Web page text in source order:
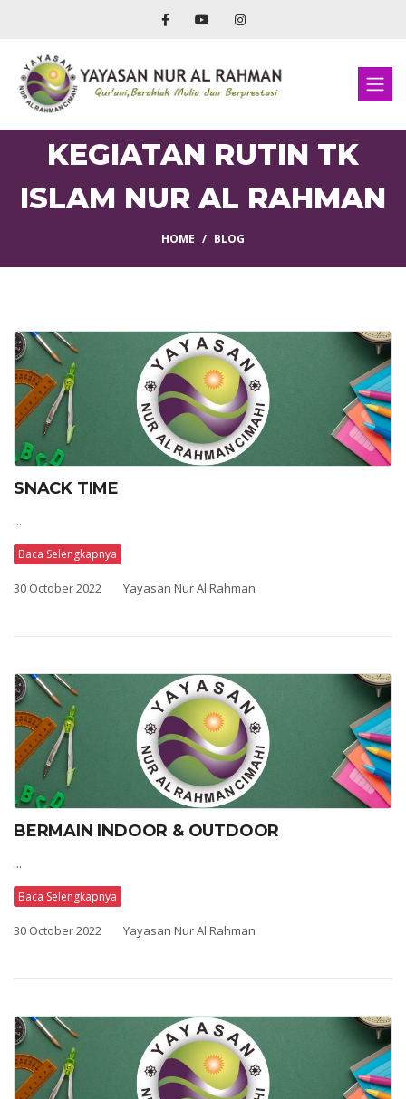
KEGIATAN RUTIN TK
ISLAM NUR AL RAHMAN
HOME BLOG
SNACK TIME
...
Baca Selengkapnya
30 October 2022 Yayasan Nur Al Rahman
BERMAIN INDOOR & OUTDOOR
...
Baca Selengkapnya
30 October 2022 Yayasan Nur Al Rahman